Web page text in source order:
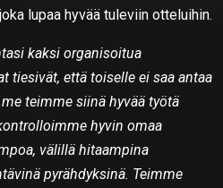
lupaa hyvää tuleviin otteluihin.
kaksi organisoitua
tiesivät, että toiselle ei saa antaa
teimme siinä hyvää työtä
hyvin omaa
välillä hitaampina
pyrähdyksinä. Teimme